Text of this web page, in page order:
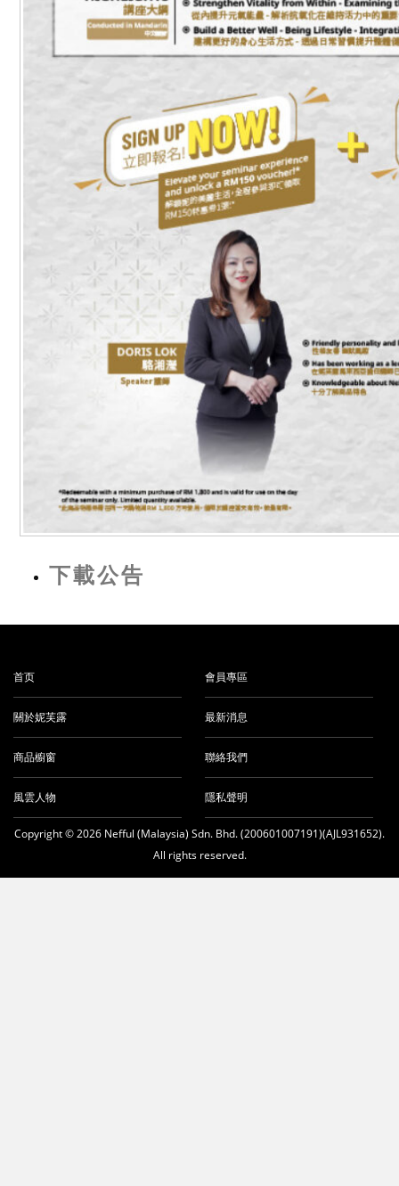
下載公告
首页
關於妮芙露
商品櫥窗
風雲人物
會員專區
最新消息
聯絡我們
隱私聲明
Copyright © 2026 Nefful (Malaysia) Sdn. Bhd. (200601007191)(AJL931652).
All rights reserved.